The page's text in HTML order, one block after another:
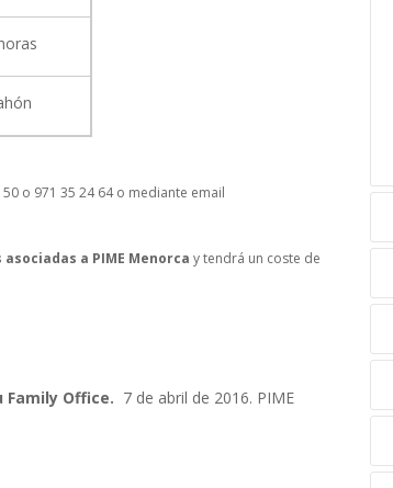
o 971 35 24 64 o mediante email
a PIME Menorca y tendrá un coste de
Family Office. 7 de abril de 2016. PIME